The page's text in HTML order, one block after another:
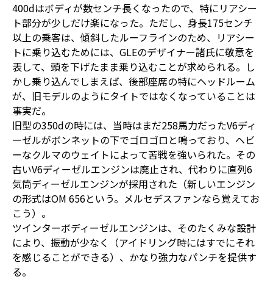
400dはボディが数センチ長くなったので、特にリアシー
ト部分が少しだけ楽になった。ただし、身長175センチ
以上の乗客は、傾斜したルーフラインのため、リアシー
トに乗り込むためには、GLEのデザイナー諸氏に敬意を
表して、頭を下げたまま乗り込むことが求められる。し
かし乗り込んでしまえば、後部座席の特にヘッドルーム
が、旧モデルのようにタイトではなくなっていることは
事実だ。
旧型の350dの時には、当時はまだ258馬力だったV6ディ
ーゼルがボンネットの下でゴロゴロと鳴っており、ヘビ
ーなクルマのウェイトによって苦戦を強いられた。その
古いV6ディーゼルエンジンは廃止され、代わりに直列6
気筒ディーゼルエンジンが採用された（新しいエンジン
の形式はOM 656という。メルセデスファンなら覚えてお
こう）。
ツインターボディーゼルエンジンは、そのたくみな設計
により、振動が少なく（アイドリング時にはすでにそれ
を感じることができる）、かなり強力なパンチを提供す
る。